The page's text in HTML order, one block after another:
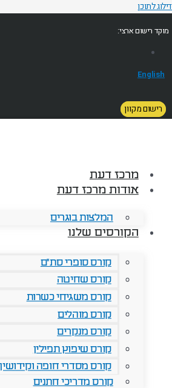
דילוג לתוכן
מוקד רישום ארצי:
English
רישום מקוון
מרכז דעת
אודות מרכז דעת
המלצות בוגרים
הקורסים שלנו
קורס סופרי סת"ם
קורס שחיטה
קורס משגיחי כשרות
קורס מוהלים
קורס מנקרים
קורס שיפוץ תפילין
קורס מסדרי חופה וקידושין
קורס מדריכי חתנים